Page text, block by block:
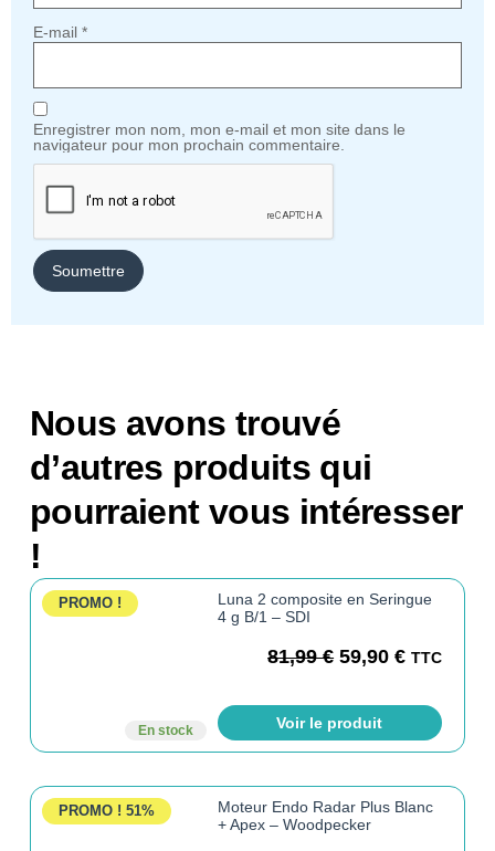
E-mail *
Enregistrer mon nom, mon e-mail et mon site dans le
navigateur pour mon prochain commentaire.
Nous avons trouvé
d’autres produits qui
pourraient vous intéresser
!
PROMO !
En stock
Luna 2 composite en Seringue
4 g B/1 – SDI
81,99€ 59,90€ TTC
Voir le produit
PROMO ! 51%
Moteur Endo Radar Plus Blanc
+ Apex – Woodpecker